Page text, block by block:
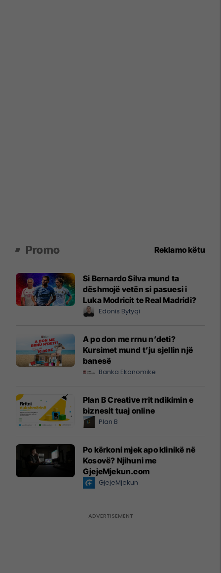
Promo Reklamo këtu
Si Bernardo Silva mund ta
dëshmojë vetën si pasuesi i
Luka Modricit te Real Madridi?
Edonis Bytyqi
A po don me rrnu n’deti?
Kursimet mund t’ju sjellin një
banesë
Banka Ekonomike
Plan B Creative rrit ndikimin e
biznesit tuaj online
Plan B
Po kërkoni mjek apo klinikë në
Kosovë? Njihuni me
GjejeMjekun.com
GjejeMjekun